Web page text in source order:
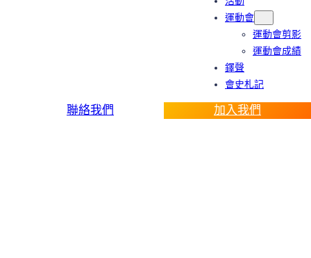
運動會
運動會剪影
運動會成績
鐸聲
會史札記
聯絡我們 加入我們